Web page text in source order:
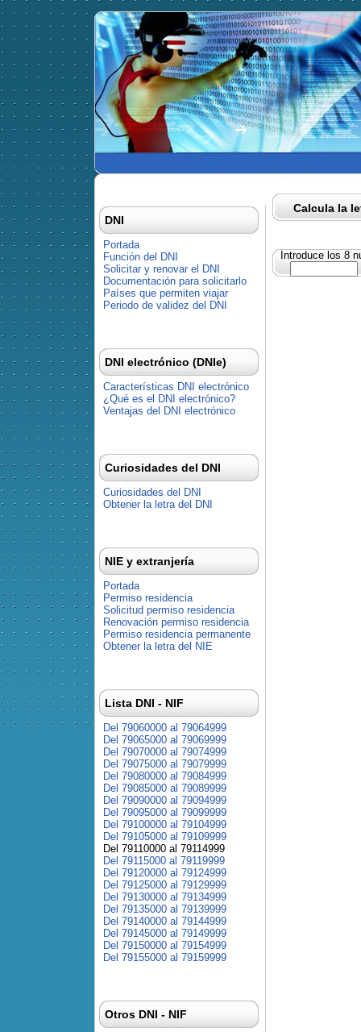
Calcula la
Introduce los 8
DNI
Portada
Función del DNI
Solicitar y renovar el DNI
Documentación para solicitarlo
Países que permiten viajar
Periodo de validez del DNI
DNI electrónico (DNIe)
Características DNI electrónico
¿Qué es el DNI electrónico?
Ventajas del DNI electrónico
Curiosidades del DNI
Curiosidades del DNI
Obtener la letra del DNI
NIE y extranjería
Portada
Permiso residencia
Solicitud permiso residencia
Renovación permiso residencia
Permiso residencia permanente
Obtener la letra del NIE
Lista DNI - NIF
Del 79060000 al 79064999
Del 79065000 al 79069999
Del 79070000 al 79074999
Del 79075000 al 79079999
Del 79080000 al 79084999
Del 79085000 al 79089999
Del 79090000 al 79094999
Del 79095000 al 79099999
Del 79100000 al 79104999
Del 79105000 al 79109999
Del 79110000 al 79114999
Del 79115000 al 79119999
Del 79120000 al 79124999
Del 79125000 al 79129999
Del 79130000 al 79134999
Del 79135000 al 79139999
Del 79140000 al 79144999
Del 79145000 al 79149999
Del 79150000 al 79154999
Del 79155000 al 79159999
Otros DNI - NIF